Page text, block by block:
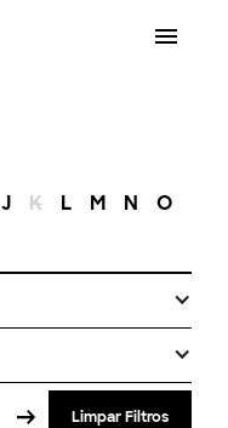
J K L M N O
Limpar Filtros